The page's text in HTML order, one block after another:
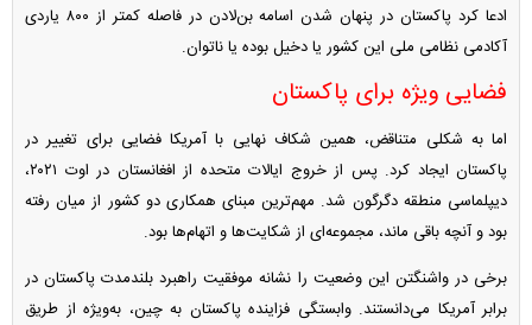
ادعا کرد پاکستان در پنهان شدن اسامه بن‌لادن در فاصله کمتر از ۸۰۰ یاردی
آکادمی نظامی ملی این کشور یا دخیل بوده یا ناتوان.
فضایی ویژه برای پاکستان
اما به شکلی متناقض، همین شکاف نهایی با آمریکا فضایی برای تغییر در
پاکستان ایجاد کرد. پس از خروج ایالات متحده از افغانستان در اوت ۲۰۲۱،
دیپلماسی منطقه دگرگون شد. مهم‌ترین مبنای همکاری دو کشور از میان رفته
بود و آنچه باقی ماند، مجموعه‌ای از شکایت‌ها و اتهام‌ها بود.
برخی در واشنگتن این وضعیت را نشانه موفقیت راهبرد بلندمدت پاکستان در
برابر آمریکا می‌دانستند. وابستگی فزاینده پاکستان به چین، به‌ویژه از طریق